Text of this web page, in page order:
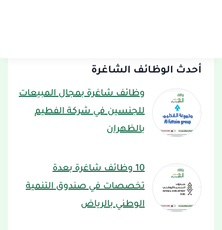
أحدث الوظائف الشاغرة
وظائف شاغرة بمجال المبيعات
للجنسين في شركة الفطيم
بالظهران
10 وظائف شاغرة بعدة
تخصصات في صندوق التنمية
الوطني بالرياض